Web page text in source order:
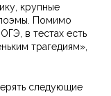
крупные
Помимо
в тестах есть
трагедиям»,
следующие